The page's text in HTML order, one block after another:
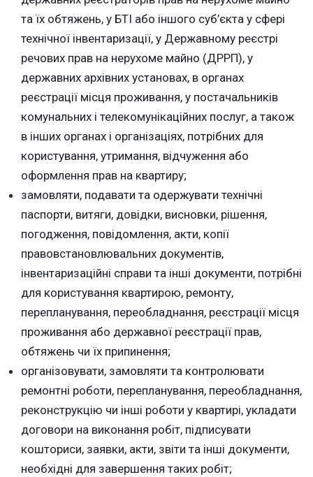
та їх обтяжень, у БТІ або іншого суб’єкта у сфері
технічної інвентаризації, у Державному реєстрі
речових прав на нерухоме майно (ДРРП), у
державних архівних установах, в органах
реєстрації місця проживання, у постачальників
комунальних і телекомунікаційних послуг, а також
в інших органах і організаціях, потрібних для
користування, утримання, відчуження або
оформлення прав на квартиру;
замовляти, подавати та одержувати технічні
паспорти, витяги, довідки, висновки, рішення,
погодження, повідомлення, акти, копії
правовстановлювальних документів,
інвентаризаційні справи та інші документи, потрібні
для користування квартирою, ремонту,
перепланування, переобладнання, реєстрації місця
проживання або державної реєстрації прав,
обтяжень чи їх припинення;
організовувати, замовляти та контролювати
ремонтні роботи, перепланування, переобладнання,
реконструкцію чи інші роботи у квартирі, укладати
договори на виконання робіт, підписувати
кошториси, заявки, акти, звіти та інші документи,
необхідні для завершення таких робіт;